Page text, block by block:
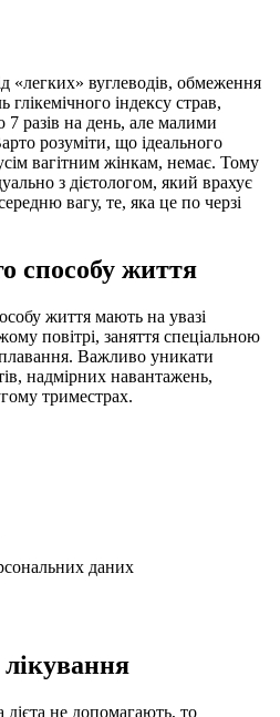
«легких» вуглеводів, обмеження
індексу страв,
7 разів на день, але малими
розуміти, що ідеального
вагітним жінкам, немає. Тому
з дієтологом, який врахує
вагу, те, яка це по черзі
способу життя
життя мають на увазі
повітрі, заняття спеціальною
Важливо уникати
надмірних навантажень,
триместрах.
даних
дієта не допомагають, то